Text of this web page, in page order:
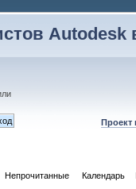
Autodesk
Проект
Непрочитанные Календарь